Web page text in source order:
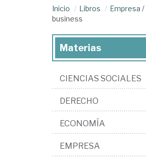
Inicio Libros Empresa /
business
Materias
CIENCIAS SOCIALES
DERECHO
ECONOMÍA
EMPRESA